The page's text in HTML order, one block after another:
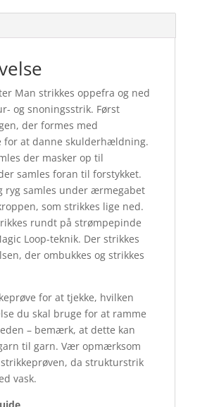
Man strikkes oppefra og ned
og snoningsstrik. Først
der formes med
for at danne skulderhældning.
der masker op til
samles foran til forstykket.
ryg samles under ærmegabet
som strikkes lige ned.
rundt på strømpepinde
Loop-teknik. Der strikkes
der ombukkes og strikkes
for at tjekke, hvilken
du skal bruge for at ramme
– bemærk, at dette kan
til garn. Vær opmærksom
strikkeprøven, da strukturstrik
vask.